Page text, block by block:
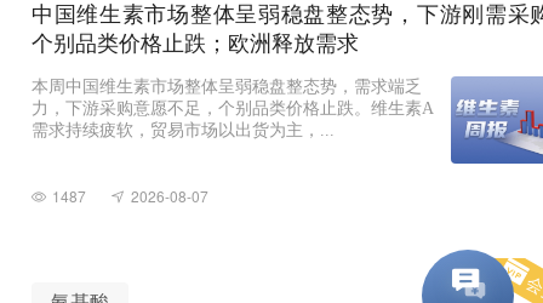
中国维生素市场整体呈弱稳盘整态势，下游刚需采
个别品类价格止跌；欧洲释放需求
本周中国维生素市场整体呈弱稳盘整态势，需求端乏
力，下游采购意愿不足，个别品类价格止跌。维生素A
需求持续疲软，贸易市场以出货为主，...
1487 2026-08-07